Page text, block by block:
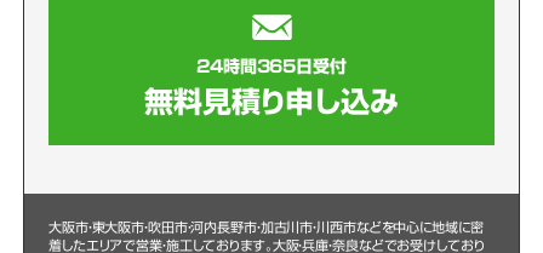
24時間365日受付
無料見積り申し込み
大阪市・東大阪市・吹田市・河内長野市・加古川市・川西市などを中心に地域に密
着したエリアで営業・施工しております。大阪・兵庫・奈良などでお受けしており